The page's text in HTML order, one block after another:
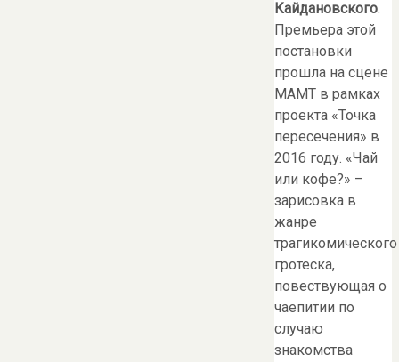
Кайдановского.
Премьера этой
постановки
прошла на сцене
МАМТ в рамках
проекта «Точка
пересечения» в
2016 году. «Чай
или кофе?» –
зарисовка в
жанре
трагикомического
гротеска,
повествующая о
чаепитии по
случаю
знакомства